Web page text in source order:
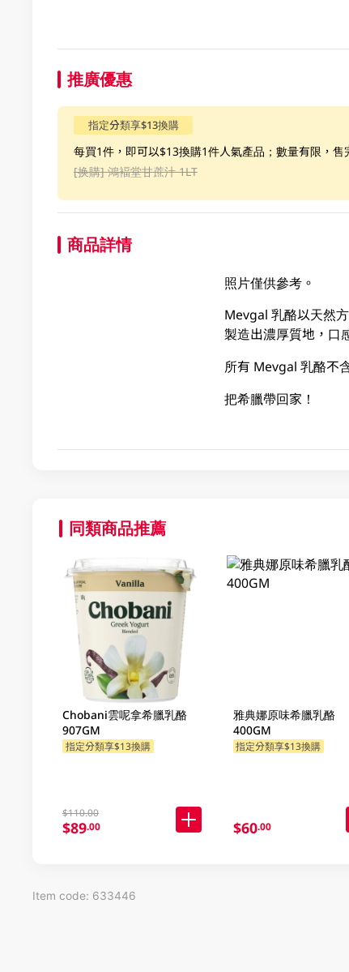
推廣優惠
指定分類享$13換購
每買1件，即可以$13換購1件人氣產品；數量有限，售
[换購] 鴻褔堂甘蔗汁 1LT
商品詳情
照片僅供參考。
Mevgal 乳酪以天然
製造出濃厚質地，口
所有 Mevgal 乳酪不
把希臘帶回家！
同類商品推薦
Chobani雲呢拿希臘乳酪
907GM
指定分類享$13換購
$110.00
$89.00
雅典娜原味希臘乳酪
400GM
指定分類享$13換購
$60.00
Item code: 633446